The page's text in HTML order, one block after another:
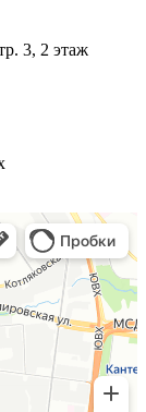
3, 2 этаж